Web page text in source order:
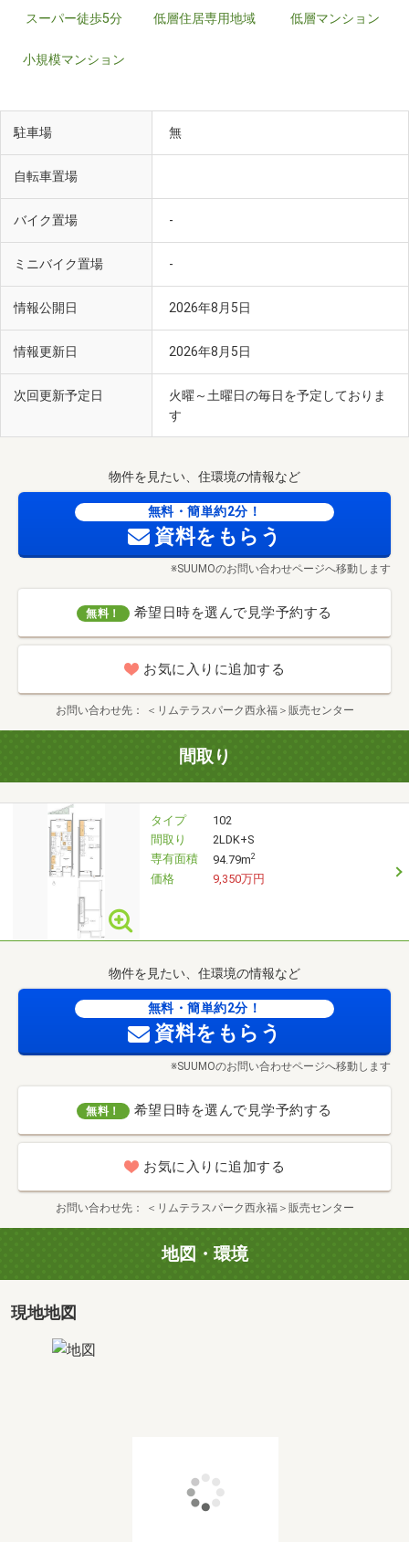
スーパー徒歩5分 低層住居専用地域 低層マンション
小規模マンション
駐車場 無
自転車置場
バイク置場 -
ミニバイク置場 -
情報公開日 2026年8月5日
情報更新日 2026年8月5日
次回更新予定日
火曜～土曜日の毎日を予定しておりま
す
物件を見たい、住環境の情報など
無料・簡単約2分！
資料をもらう
※SUUMOのお問い合わせページへ移動します
無料！ 希望日時を選んで見学予約する
お気に入りに追加する
お問い合わせ先 ＜リムテラスパーク西永福＞販売センター
間取り
タイプ
102
間取り
2LDK+S
専有面積
94.79m2
価格 9,350万円
物件を見たい、住環境の情報など
無料・簡単約2分！
資料をもらう
※SUUMOのお問い合わせページへ移動します
無料！ 希望日時を選んで見学予約する
お気に入りに追加する
お問い合わせ先 ＜リムテラスパーク西永福＞販売センター
地図・環境
現地地図